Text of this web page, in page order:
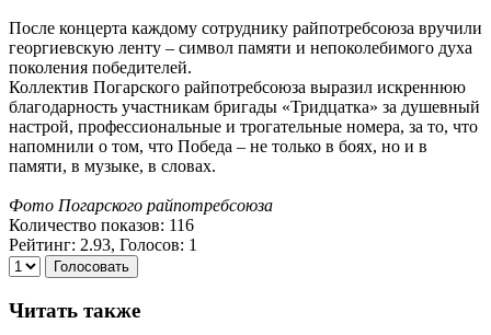
После концерта каждому сотруднику райпотребсоюза вручили
георгиевскую ленту – символ памяти и непоколебимого духа
поколения победителей.
Коллектив Погарского райпотребсоюза выразил искреннюю
благодарность участникам бригады «Тридцатка» за душевный
настрой, профессиональные и трогательные номера, за то, что
напомнили о том, что Победа – не только в боях, но и в
памяти, в музыке, в словах.
Фото Погарского райпотребсоюза
Количество показов: 116
Рейтинг: 2.93, Голосов: 1
Голосовать
Читать также